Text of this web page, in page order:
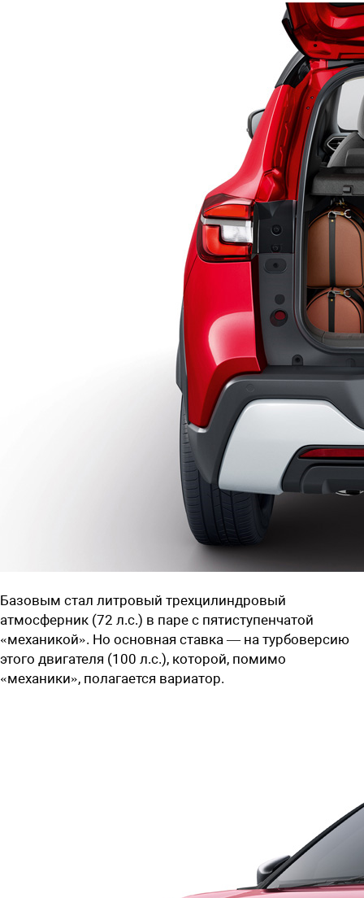
Базовым стал литровый трехцилиндровый
атмосферник (72 л.с.) в паре с пятиступенчатой
«механикой». Но основная ставка — на турбоверсию
этого двигателя (100 л.с.), которой, помимо
«механики», полагается вариатор.